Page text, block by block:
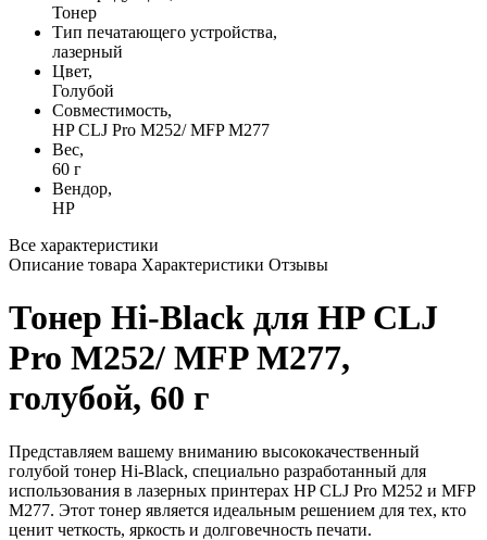
Тонер
Тип печатающего устройства,
лазерный
Цвет,
Голубой
Совместимость,
HP CLJ Pro M252/ MFP M277
Вес,
60 г
Вендор,
HP
Все характеристики
Описание товара Характеристики Отзывы
Тонер Hi-Black для HP CLJ
Pro M252/ MFP M277,
голубой, 60 г
Представляем вашему вниманию высококачественный
голубой тонер Hi-Black, специально разработанный для
использования в лазерных принтерах HP CLJ Pro M252 и MFP
M277. Этот тонер является идеальным решением для тех, кто
ценит четкость, яркость и долговечность печати.